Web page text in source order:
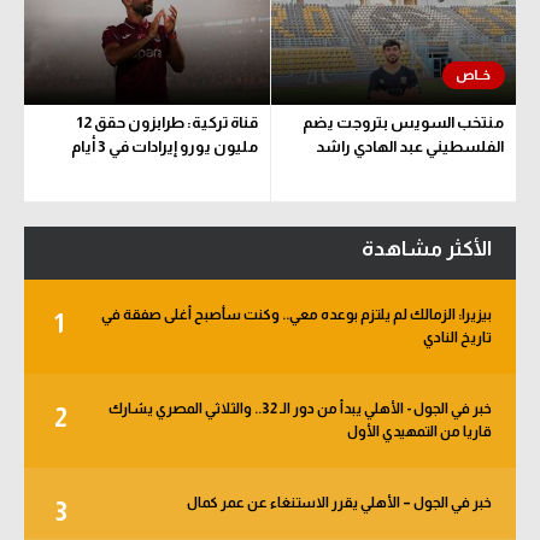
منتخب السويس بتروجت يضم
الفلسطيني عبد الهادي راشد
قناة تركية: طرابزون حقق 12
مليون يورو إيرادات في 3 أيام
الأكثر مشاهدة
1
بيزيرا: الزمالك لم يلتزم بوعده معي.. وكنت سأصبح أغلى صفقة في
تاريخ النادي
2
خبر في الجول - الأهلي يبدأ من دور الـ 32.. والثلاثي المصري يشارك
قاريا من التمهيدي الأول
3 خبر في الجول – الأهلي يقرر الاستنغاء عن عمر كمال